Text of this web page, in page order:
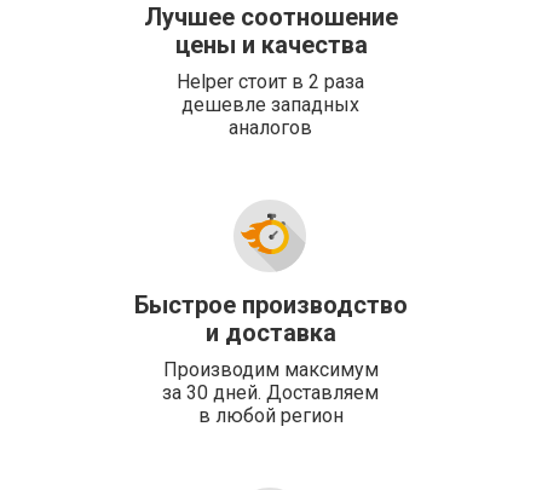
Лучшее соотношение
цены и качества
Быстрое производство
и доставка
Helper стоит в 2 раза
дешевле западных
аналогов
Производим максимум
за 30 дней. Доставляем
в любой регион